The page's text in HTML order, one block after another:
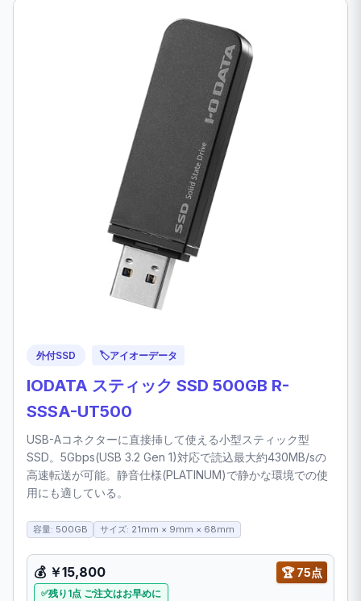
外付SSD 🏷️アイオーデータ
IODATA スティック SSD 500GB R-
SSSA-UT500
USB-Aコネクターに直接挿して使える小型スティック型
SSD。5Gbps(USB 3.2 Gen 1)対応で読込最大約430MB/sの
高速転送が可能。静音仕様(PLATINUM)で静かな環境での使
用にも適している。
容量: 500GB サイズ: 21mm × 9mm × 68mm
💰 ￥15,800 🏆75点
残り1点 ご注文はお早めに